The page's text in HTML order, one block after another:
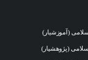
(آموزشیار)
(پژوهشیار)